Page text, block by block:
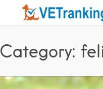
Category: